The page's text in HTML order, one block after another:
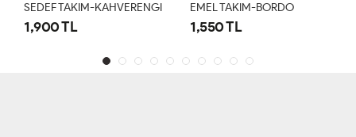
SEDEF TAKIM-KAHVERENGI
1,900 TL
EMEL TAKIM-BORDO
1,550 TL